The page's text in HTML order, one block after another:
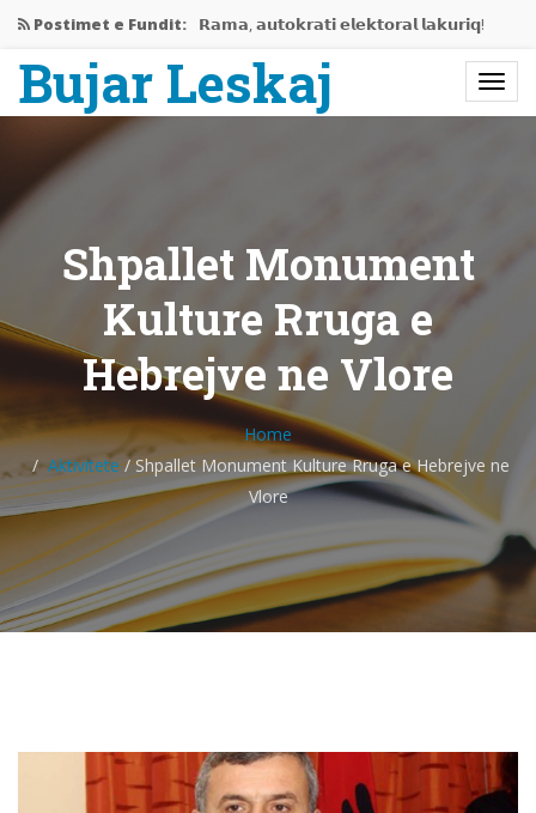
Postimet e Fundit: 𝗥𝗮𝗺𝗮, 𝗮𝘂𝘁𝗼𝗸𝗿𝗮𝘁𝗶 𝗲𝗹𝗲𝗸𝘁𝗼𝗿𝗮𝗹 𝗹𝗮𝗸𝘂𝗿𝗶𝗾!
Jemi në mes të krizës…
Rama gati të përjashtojë Shqipërinë…
Bashkëbisedim me Bujar Leskaj
Bujar Leskaj
Shpallet Monument
Kulture Rruga e
Hebrejve ne Vlore
Home
Aktivitete /Shpallet Monument Kulture Rruga e Hebrejve ne
Vlore